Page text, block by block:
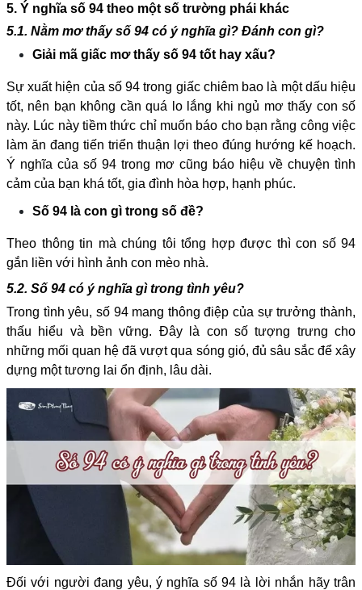
5. Ý nghĩa số 94 theo một số trường phái khác
5.1. Nằm mơ thấy số 94 có ý nghĩa gì? Đánh con gì?
Giải mã giấc mơ thấy số 94 tốt hay xấu?
Sự xuất hiện của số 94 trong giấc chiêm bao là một dấu hiệu
tốt, nên bạn không cần quá lo lắng khi ngủ mơ thấy con số
này. Lúc này tiềm thức chỉ muốn báo cho bạn rằng công việc
làm ăn đang tiến triển thuận lợi theo đúng hướng kế hoạch.
Ý nghĩa của số 94 trong mơ cũng báo hiệu về chuyện tình
cảm của bạn khá tốt, gia đình hòa hợp, hạnh phúc.
Số 94 là con gì trong số đề?
Theo thông tin mà chúng tôi tổng hợp được thì con số 94
gắn liền với hình ảnh con mèo nhà.
5.2. Số 94 có ý nghĩa gì trong tình yêu?
Trong tình yêu, số 94 mang thông điệp của sự trưởng thành,
thấu hiểu và bền vững. Đây là con số tượng trưng cho
những mối quan hệ đã vượt qua sóng gió, đủ sâu sắc để xây
dựng một tương lai ổn định, lâu dài.
Đối với người đang yêu, ý nghĩa số 94 là lời nhắn hãy trân